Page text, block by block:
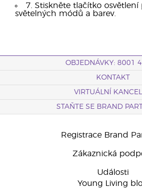
7. Stiskněte tlačítko
světelných módů a barev.
OBJEDNÁVKY: 8001
KONTAKT
VIRTUÁLNÍ
STAŇTE SE BRAND
Registrace Brand
Zákaznická
Události
Young Living